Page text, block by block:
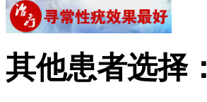
其他患者选择：